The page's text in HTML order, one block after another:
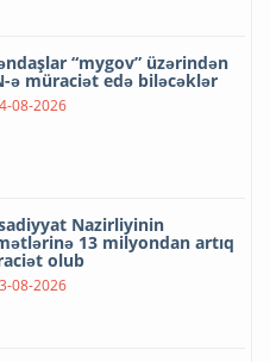
“mygov” üzərindən
ə müraciət edə biləcəklər
08-2026
Nazirliyinin
13 milyondan artıq
olub
08-2026